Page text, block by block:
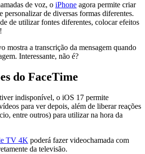
de voz, o iPhone agora permite criar
personalizar de diversas formas diferentes.
de utilizar fontes diferentes, colocar efeitos
mostra a transcrição da mensagem quando
Interessante, não é?
do FaceTime
indisponível, o iOS 17 permite
para ver depois, além de liberar reações
entre outros) para utilizar na hora da
TV 4K poderá fazer videochamada com
da televisão.